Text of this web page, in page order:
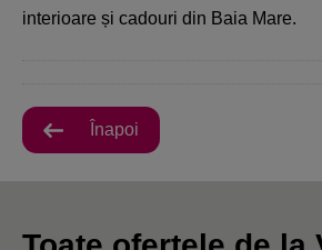
interioare și cadouri din Baia Mare.
Înapoi